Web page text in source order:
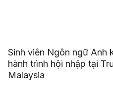
Sinh viên Ngôn ngữ Anh
hành trình hội nhập tại
Malaysia